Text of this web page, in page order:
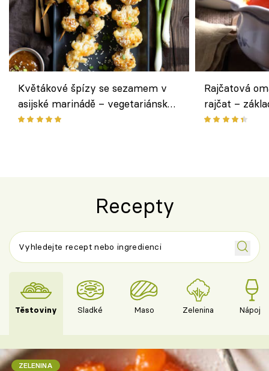
Květákové špízy se sezamem v
asijské marinádě – vegetariánská
chuťovka z grilu
Rajčatová
rajčat –
Recepty
Těstoviny Sladké Maso Zelenina Nápoje
ZELENINA